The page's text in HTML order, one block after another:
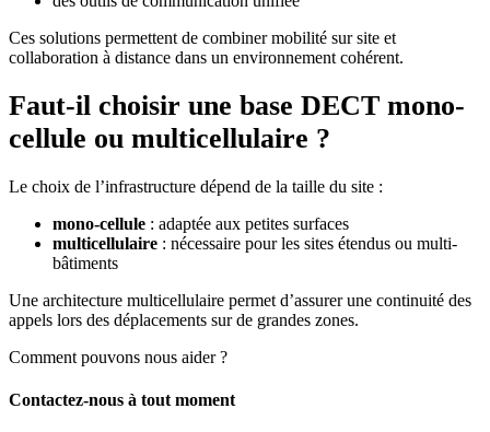
Ces solutions permettent de combiner mobilité sur site et
collaboration à distance dans un environnement cohérent.
Faut-il choisir une base DECT mono-
cellule ou multicellulaire ?
Le choix de l’infrastructure dépend de la taille du site :
mono-cellule : adaptée aux petites surfaces
multicellulaire : nécessaire pour les sites étendus ou multi-
bâtiments
Une architecture multicellulaire permet d’assurer une continuité des
appels lors des déplacements sur de grandes zones.
Comment pouvons nous aider ?
Contactez-nous à tout moment